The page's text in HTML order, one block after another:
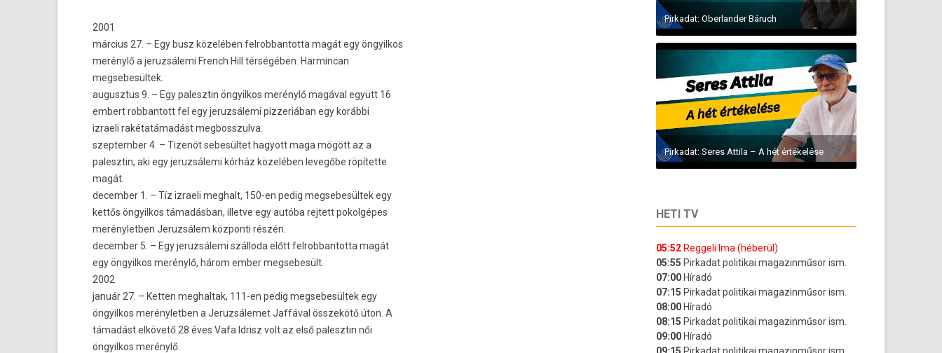
2001
március 27. – Egy busz közelében fel­robban­totta magát egy öngyil­kos
merénylő a jeruz­sálemi French Hill térségében. Har­mincan
meg­sebesül­tek.
augusztus 9. – Egy palesztin öngyil­kos merénylő magával együtt 16
em­bert rob­bantott fel egy jeruz­sálemi piz­zeriában egy korábbi
iz­raeli rakétatámadást meg­bosszul­va.
szep­temb­er 4. – Tizenöt sebesültet hagyott maga mögött az a
palesztin, aki egy jeruz­sálemi kórház közelében levegőbe röpítette
magát.
de­cemb­er 1. – Tíz iz­raeli meg­halt, 150-en pedig meg­sebesül­tek egy
kettős öngyil­kos támadásban, il­let­ve egy autóba re­jtett pokol­gépes
merényletb­en Jeruz­sálem köz­ponti részén.
de­cemb­er 5. – Egy jeruz­sálemi szálloda előtt fel­robban­totta magát
egy öngyil­kos merénylő, három ember meg­sebesült.
2002
január 27. – Kett­en meg­haltak, 111-en pedig meg­sebesül­tek egy
öngyil­kos merényletb­en a Jeruz­sálemet Jaffával összekötő úton. A
támadást elkövető 28 éves Vafa Id­risz volt az első palesztin női
öngyil­kos merénylő.
Pirkadat: Oberlander Báruch
Pirkadat: Seres Attila – A hét értékelése
HETI TV